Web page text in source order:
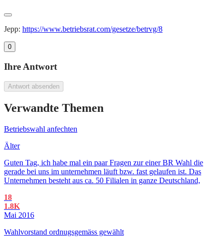
Jepp: https://www.betriebsrat.com/gesetze/betrvg/8
0
Ihre Antwort
Antwort absenden
Verwandte Themen
Betriebswahl anfechten
Älter
Guten Tag, ich habe mal ein paar Fragen zur einer BR Wahl die
gerade bei uns im unternehmen läuft bzw. fast gelaufen ist. Das
Unternehmen besteht aus ca. 50 Filialen in ganze Deutschland,
18
1.8K
Mai 2016
Wahlvorstand ordnugsgemäss gewählt